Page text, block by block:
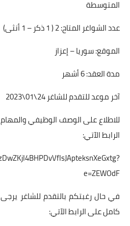
المتوسطة
عدد الشواغر المتاح: 2 ( 1 ذكر – 1 أنثى)
الموقع: سوريا – إعزاز
مدة العقد: 6 أشهر
آخر موعد للتقدم للشاغر 24\01\2023
للاطلاع على الوصف الوظيفي
الرابط الآتي:
e=ZEWOdF
في حال رغبتكم بالتقدم للشاغر
كامل على الرابط الآتي: